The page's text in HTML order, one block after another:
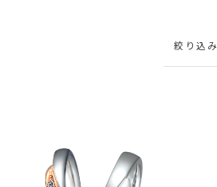
絞り込み